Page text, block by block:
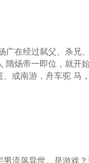
广在经过弑父、杀兄
隋炀帝一即位，就开
或南游，舟车驼 马
男流落异世。是游戏